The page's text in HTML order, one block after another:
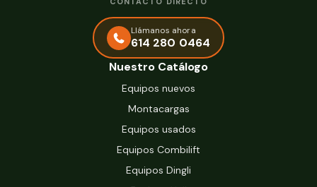
Llámanos ahora
614 280 0464
Nuestro Catálogo
Equipos nuevos
Montacargas
Equipos usados
Equipos Combilift
Equipos Dingli